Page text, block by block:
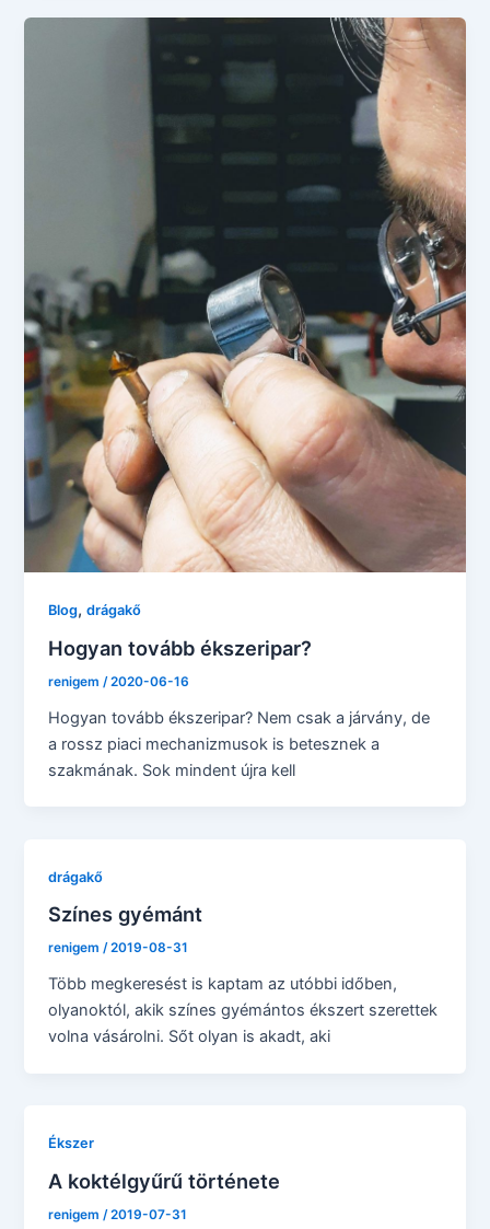
Blog,drágakő
Hogyan tovább ékszeripar?
renigem /2020-06-16
Hogyan tovább ékszeripar? Nem csak a járvány, de
a rossz piaci mechanizmusok is betesznek a
szakmának. Sok mindent újra kell
drágakő
Színes gyémánt
renigem/2019-08-31
Több megkeresést is kaptam az utóbbi időben,
olyanoktól, akik színes gyémántos ékszert szerettek
volna vásárolni. Sőt olyan is akadt, aki
Ékszer
A koktélgyűrű története
renigem /2019-07-31